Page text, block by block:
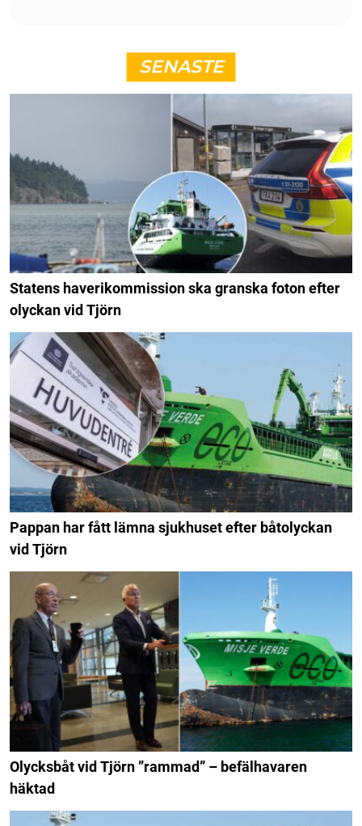
SENASTE
Statens haverikommission ska granska foton efter
olyckan vid Tjörn
Pappan har fått lämna sjukhuset efter båtolyckan
vid Tjörn
Olycksbåt vid Tjörn ”rammad” – befälhavaren
häktad